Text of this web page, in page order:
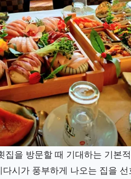
집을 방문할 때 기대하는 기본
시가 풍부하게 나오는 집을